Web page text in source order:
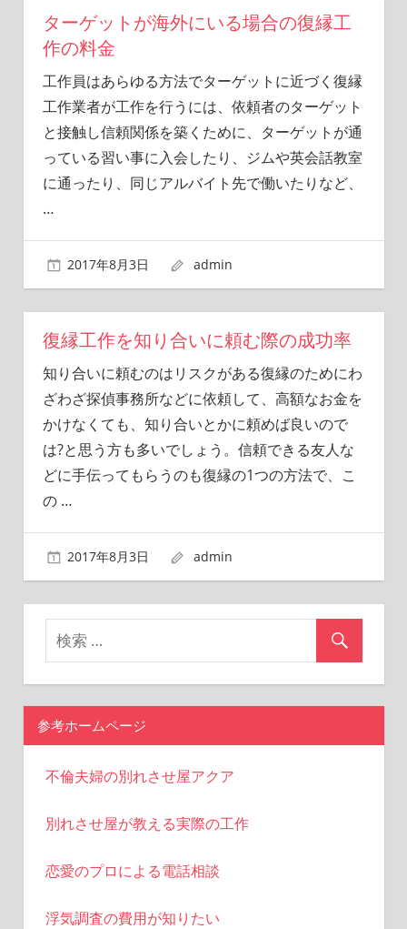
ターゲットが海外にいる場合の復縁工
作の料金
工作員はあらゆる方法でターゲットに近づく復縁
工作業者が工作を行うには、依頼者のターゲット
と接触し信頼関係を築くために、ターゲットが通
っている習い事に入会したり、ジムや英会話教室
に通ったり、同じアルバイト先で働いたりなど、
…
2017年8月3日 admin
復縁工作を知り合いに頼む際の成功率
知り合いに頼むのはリスクがある復縁のためにわ
ざわざ探偵事務所などに依頼して、高額なお金を
かけなくても、知り合いとかに頼めば良いので
は?と思う方も多いでしょう。信頼できる友人な
どに手伝ってもらうのも復縁の1つの方法で、こ
の …
2017年8月3日 admin
参考ホームページ
不倫夫婦の別れさせ屋アクア
別れさせ屋が教える実際の工作
恋愛のプロによる電話相談
浮気調査の費用が知りたい